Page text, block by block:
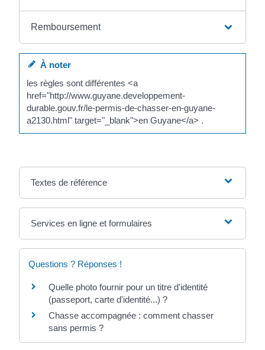
Remboursement
À noter
les règles sont différentes <a
href="http://www.guyane.developpement-
durable.gouv.fr/le-permis-de-chasser-en-guyane-
a2130.html" target="_blank">en Guyane</a> .
Textes de référence
Services en ligne et formulaires
Questions ? Réponses !
Quelle photo fournir pour un titre d'identité
(passeport, carte d'identité...) ?
Chasse accompagnée : comment chasser
sans permis ?